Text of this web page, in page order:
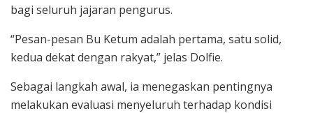
bagi seluruh jajaran pengurus.
“Pesan-pesan Bu Ketum adalah pertama, satu solid,
kedua dekat dengan rakyat,” jelas Dolfie.
Sebagai langkah awal, ia menegaskan pentingnya
melakukan evaluasi menyeluruh terhadap kondisi